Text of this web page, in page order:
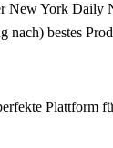
New York Daily
nach) bestes
Plattform